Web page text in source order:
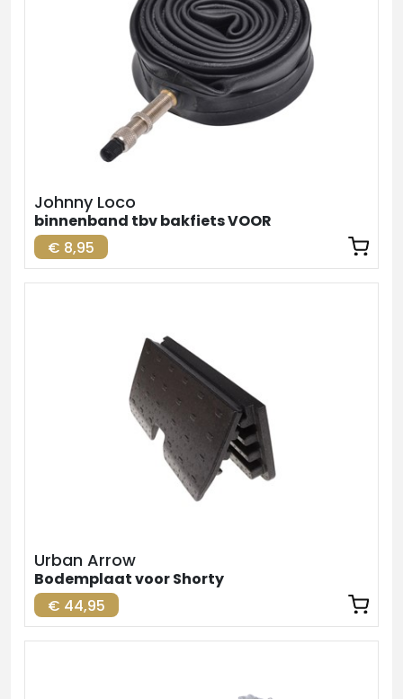
Johnny Loco
binnenband tbv bakfiets VOOR
€ 8,95
Urban Arrow
Bodemplaat voor Shorty
€ 44,95